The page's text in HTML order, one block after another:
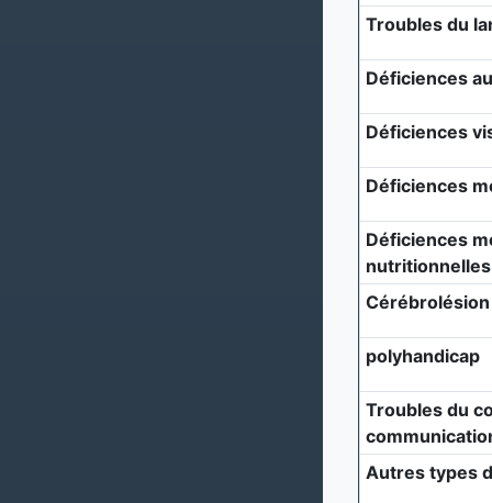
Troubles du
Déficiences
Déficiences
Déficiences
Déficiences
nutritionnelles
Cérébrolésion
polyhandicap
Troubles du
Autres types